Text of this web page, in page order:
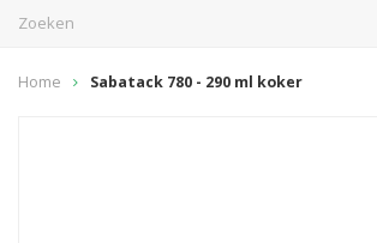
Home Sabatack 780 - 290 ml koker